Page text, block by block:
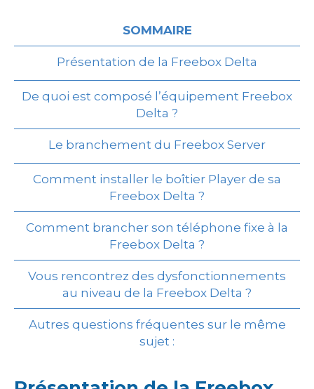
SOMMAIRE
Présentation de la Freebox Delta
De quoi est composé l’équipement Freebox
Delta ?
Le branchement du Freebox Server
Comment installer le boîtier Player de sa
Freebox Delta ?
Comment brancher son téléphone fixe à la
Freebox Delta ?
Vous rencontrez des dysfonctionnements
au niveau de la Freebox Delta ?
Autres questions fréquentes sur le même
sujet :